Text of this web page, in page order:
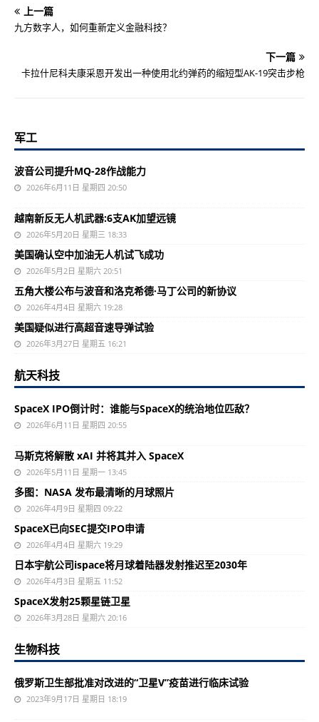
上一篇
九方数字人，如何重新定义金融科技？
下一篇
卡拉什尼科夫康采恩开发出一种使用北约弹药的缩短型AK-19突击步枪
军工
波音公司提升MQ-28作战能力
2026年6月11日 星期四 20:50
越南新反无人机武器:6支AK加望远镜
2026年5月20日 星期三 18:33
美国确认空中加油无人机试飞成功
2026年5月2日 星期六 20:51
五角大楼公布与波音和洛克希德·马丁公司的新协议
2026年4月4日 星期六 19:28
美国疑似进行高超音速导弹试验
2026年3月27日 星期五 16:21
航天科技
SpaceX IPO倒计时：谁能与SpaceX的统治地位匹敌？
2026年6月11日 星期四 20:55
马斯克将解散 xAI 并将其并入 SpaceX
2026年5月11日 星期一 13:45
多图：NASA 发布最清晰的月球照片
2026年4月9日 星期四 09:22
SpaceX已向SEC提交IPO申请
2026年4月4日 星期六 19:29
日本宇航公司ispace将月球着陆器发射推迟至2030年
2026年4月3日 星期五 11:52
SpaceX发射25颗星链卫星
2026年3月28日 星期六 20:16
生物科技
俄罗斯卫生部批准对改进的“卫星V”疫苗进行临床试验
2023年9月17日 星期日 18:19